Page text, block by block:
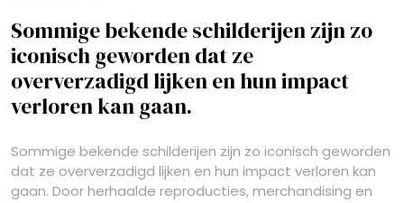
Sommige bekende schilderijen zijn zo
iconisch geworden dat ze
oververzadigd lijken en hun impact
verloren kan gaan.
Sommige bekende schilderijen zijn zo iconisch geworden
dat ze oververzadigd lijken en hun impact verloren kan
gaan. Door herhaalde reproducties, merchandising en